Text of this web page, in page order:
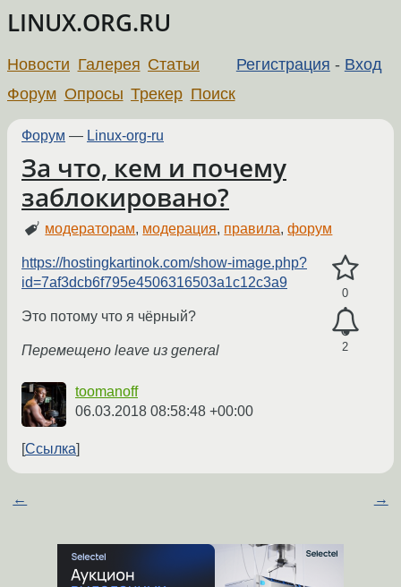
LINUX.ORG.RU
Регистрация - Вход
Новости Галерея Статьи
Форум Опросы Трекер Поиск
Форум — Linux-org-ru
За что, кем и почему
заблокировано?
модераторам, модерация, правила,форум
0
2
https://hostingkartinok.com/show-image.php?
id=7af3dcb6f795e4506316503a1c12c3a9
Это потому что я чёрный?
Перемещено leave из general
toomanoff
06.03.2018 08:58:48 +00:00
Ссылка
← →